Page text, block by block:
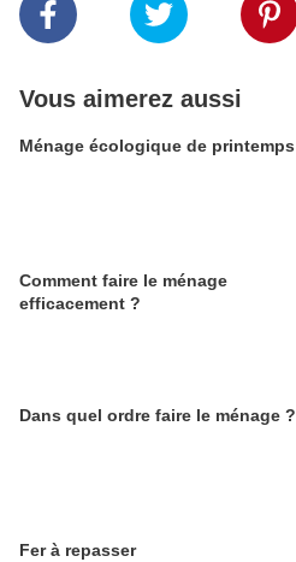
Vous aimerez aussi
Ménage écologique de printemps
Comment faire le ménage
efficacement ?
Dans quel ordre faire le ménage ?
Fer à repasser